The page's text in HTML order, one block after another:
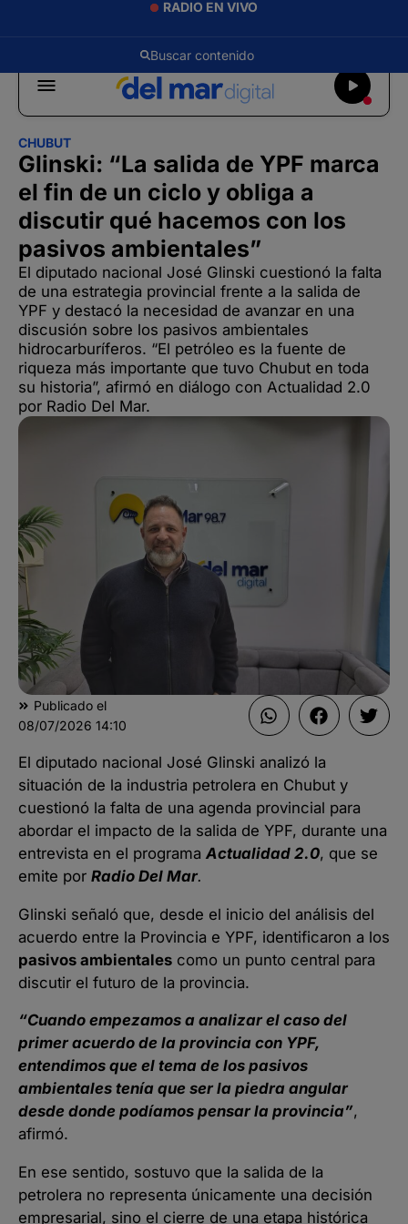
RADIO EN VIVO
CHUBUT
Glinski: “La salida de YPF marca
el fin de un ciclo y obliga a
discutir qué hacemos con los
pasivos ambientales”
El diputado nacional José Glinski cuestionó la falta
de una estrategia provincial frente a la salida de
YPF y destacó la necesidad de avanzar en una
discusión sobre los pasivos ambientales
hidrocarburíferos. “El petróleo es la fuente de
riqueza más importante que tuvo Chubut en toda
su historia”, afirmó en diálogo con Actualidad 2.0
por Radio Del Mar.
Publicado el
08/07/2026 14:10
El diputado nacional José Glinski analizó la
situación de la industria petrolera en Chubut y
cuestionó la falta de una agenda provincial para
abordar el impacto de la salida de YPF, durante una
entrevista en el programa Actualidad 2.0, que se
emite por Radio Del Mar.
Glinski señaló que, desde el inicio del análisis del
acuerdo entre la Provincia e YPF, identificaron a los
pasivos ambientales como un punto central para
discutir el futuro de la provincia.
“Cuando empezamos a analizar el caso del
primer acuerdo de la provincia con YPF,
entendimos que el tema de los pasivos
ambientales tenía que ser la piedra angular
desde donde podíamos pensar la provincia”,
afirmó.
En ese sentido, sostuvo que la salida de la
petrolera no representa únicamente una decisión
empresarial, sino el cierre de una etapa histórica